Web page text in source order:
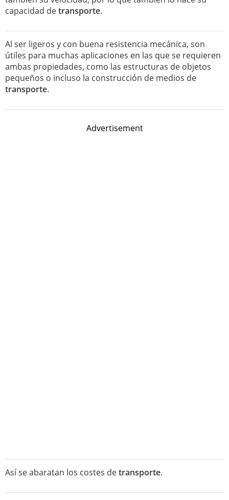
capacidad detransporte.
Al ser ligeros y con buena resistencia mecánica, son
útiles para muchas aplicaciones en las que se requieren
ambas propiedades, como las estructuras de objetos
pequeños o incluso la construcción de medios de
transporte.
Advertisement
Así se abaratan los costes detransporte.